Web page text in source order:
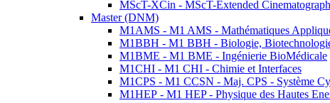
MScT-XCin - MScT-Extended
Master (DNM)
M1AMS - M1 AMS - Mathématiques
M1BBH - M1 BBH - Biologie,
M1BME - M1 BME - Ingénierie BioMédicale
M1CHI - M1 CHI - Chimie et Interfaces
M1CPS - M1 CCSN - Maj. CPS - Système
M1HEP - M1 HEP - Physique des Hautes